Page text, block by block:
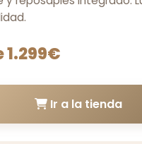
1.299€
Ir a la tienda